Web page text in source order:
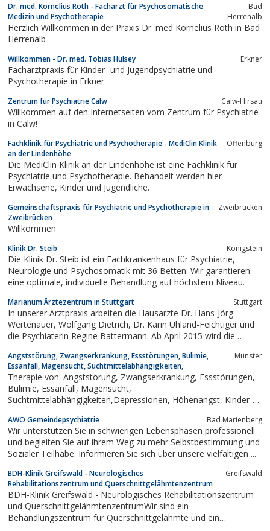
Dr. med. Kornelius Roth - Facharzt für Psychosomatische
Medizin und Psychotherapie
Bad
Herrenalb
Herzlich Willkommen in der Praxis Dr. med Kornelius Roth in Bad
Herrenalb
Willkommen - Dr. med. Tobias Hülsey Erkner
Facharztpraxis für Kinder- und Jugendpsychiatrie und
Psychotherapie in Erkner
Zentrum für Psychiatrie Calw Calw-Hirsau
Willkommen auf den Internetseiten vom Zentrum für Psychiatrie
in Calw!
Fachklinik für Psychiatrie und Psychotherapie - MediClin Klinik
an der Lindenhöhe
Offenburg
Die MediClin Klinik an der Lindenhöhe ist eine Fachklinik für
Psychiatrie und Psychotherapie. Behandelt werden hier
Erwachsene, Kinder und Jugendliche.
Gemeinschaftspraxis für Psychiatrie und Psychotherapie in
Zweibrücken
Zweibrücken
Willkommen
Klinik Dr. Steib Königstein
Die Klinik Dr. Steib ist ein Fachkrankenhaus für Psychiatrie,
Neurologie und Psychosomatik mit 36 Betten. Wir garantieren
eine optimale, individuelle Behandlung auf höchstem Niveau.
Marianum Ärztezentrum in Stuttgart Stuttgart
In unserer Arztpraxis arbeiten die Hausärzte Dr. Hans-Jörg
Wertenauer, Wolfgang Dietrich, Dr. Karin Uhland-Feichtiger und
die Psychiaterin Regine Battermann. Ab April 2015 wird die
Angststörung, Zwangserkrankung, Essstörungen, Bulimie,
Essanfall, Magensucht, Suchtmittelabhängigkeiten,
Münster
Therapie von: Angststörung, Zwangserkrankung, Essstörungen,
Bulimie, Essanfall, Magensucht,
Suchtmittelabhängigkeiten,Depressionen, Höhenangst, Kinder-
AWO Gemeindepsychiatrie Bad Marienberg
Wir unterstützen Sie in schwierigen Lebensphasen professionell
und begleiten Sie auf ihrem Weg zu mehr Selbstbestimmung und
Sozialer Teilhabe. Informieren Sie sich über unsere vielfältigen ...
BDH-Klinik Greifswald - Neurologisches
Rehabilitationszentrum und Querschnittgelähmtenzentrum
Greifswald
BDH-Klinik Greifswald - Neurologisches Rehabilitationszentrum
und QuerschnittgelähmtenzentrumWir sind ein
Behandlungszentrum für Querschnittgelähmte und ein